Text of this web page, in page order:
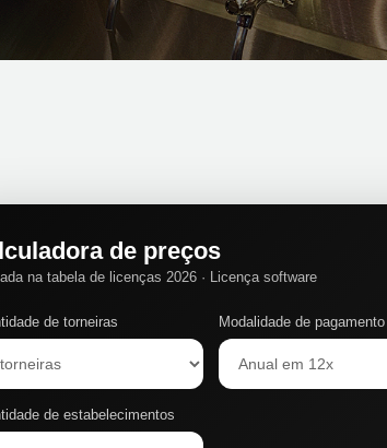
de preços
na tabela de licenças 2026 · Licença software
de torneiras Modalidade de pagamento
de estabelecimentos